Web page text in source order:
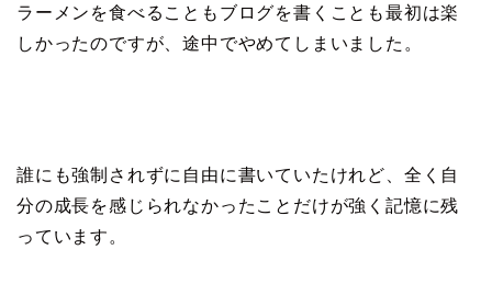
ラーメンを食べることもブログを書くことも最初は楽
しかったのですが、途中でやめてしまいました。
誰にも強制されずに自由に書いていたけれど、全く自
分の成長を感じられなかったことだけが強く記憶に残
っています。